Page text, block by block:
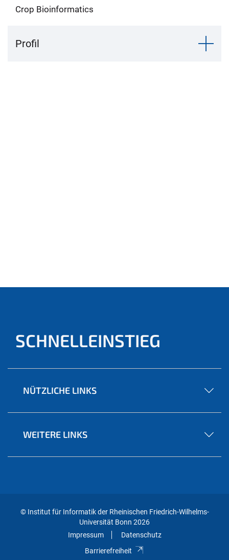
Crop Bioinformatics
Profil
SCHNELLEINSTIEG
NÜTZLICHE LINKS
WEITERE LINKS
© Institut für Informatik der Rheinischen Friedrich-Wilhelms-
Universität Bonn 2026
Impressum
Datenschutz
Barrierefreiheit